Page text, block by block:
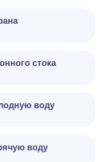
стока
воду
воду